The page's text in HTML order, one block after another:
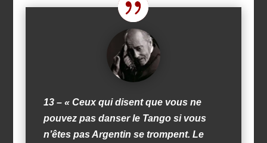
13 – « Ceux qui disent que vous ne
pouvez pas danser le Tango si vous
n’êtes pas Argentin se trompent. Le